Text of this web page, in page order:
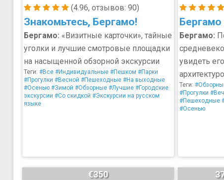
(4.96, отзывов: 90)
Знакомьтесь, Бергамо!
Бергамо: «Визитные карточки», тайные
уголки и лучшие смотровые площадки
на насыщенной обзорной экскурсии
Теги: #Все #Индивидуальные #Пешком #Парки
#Прогулки #Весной #Пешеходные #На выходные
#Осенью #Зимой #Обзорные #Лучшие #Городские
экскурсии #Со скидкой #Экскурсии на русском
языке
Бергамо
Бергамо:
увидеть
Теги:
#Прогулки
#Пешеходные
#Осенью
€350